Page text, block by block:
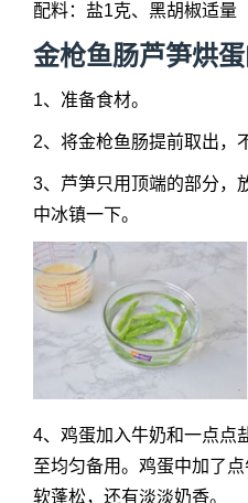
配料：盐1克、黑胡椒适量
金枪鱼肠芦笋烘蛋
1、准备食材。
2、将金枪鱼肠提前取出，
3、芦笋只用顶端的部分，
中冰镇一下。
4、鸡蛋加入牛奶和一点点
至均匀备用。鸡蛋中加了
软蓬松，还有淡淡奶香。